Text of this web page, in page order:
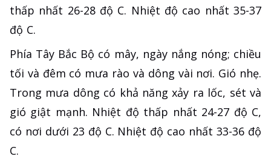
thấp nhất 26-28 độ C. Nhiệt độ cao nhất 35-37
độ C.
Phía Tây Bắc Bộ có mây, ngày nắng nóng; chiều
tối và đêm có mưa rào và dông vài nơi. Gió nhẹ.
Trong mưa dông có khả năng xảy ra lốc, sét và
gió giật mạnh. Nhiệt độ thấp nhất 24-27 độ C,
có nơi dưới 23 độ C. Nhiệt độ cao nhất 33-36 độ
C.